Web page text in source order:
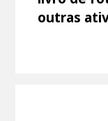
outras